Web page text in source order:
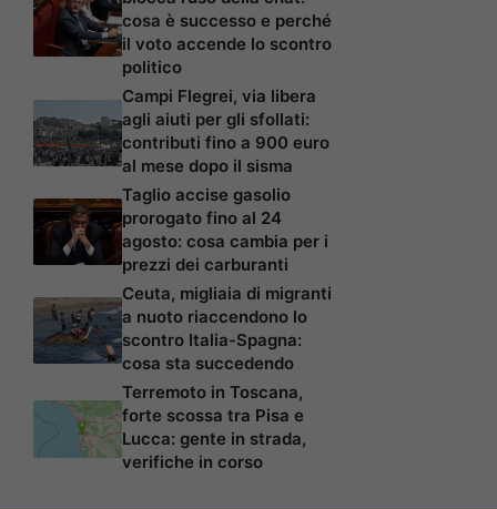
cosa è successo e perché
il voto accende lo scontro
politico
Campi Flegrei, via libera
agli aiuti per gli sfollati:
contributi fino a 900 euro
al mese dopo il sisma
Taglio accise gasolio
prorogato fino al 24
agosto: cosa cambia per i
prezzi dei carburanti
Ceuta, migliaia di migranti
a nuoto riaccendono lo
scontro Italia-Spagna:
cosa sta succedendo
Terremoto in Toscana,
forte scossa tra Pisa e
Lucca: gente in strada,
verifiche in corso